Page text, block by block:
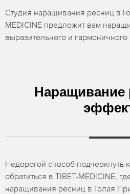
Студия наращивания ресниц в
MEDICINE предложит вам
выразительного и гармоничного
Наращивание
Недорогой способ подчеркнуть
обратиться в TIBET-MEDICINE,
наращивания ресниц в Голая